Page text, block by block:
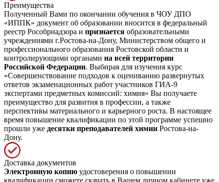
Преимущества
Полученный Вами по окончании обучения в ЧОУ ДПО
«ИППК» документ об образовании вносится в федеральный
реестр Рособрнадзора и признается образовательными
учреждениями г.Ростова-на-Дону, Министерством общего и
профессионального образования Ростовской области и
контролирующими органами на всей территории
Российской Федерации. Выбирая для изучения курс
«Совершенствование подходов к оцениванию развернутых
ответов экзаменационных работ участников ГИА-9
экспертами предметных комиссий: химия» Вы получаете
преимущество для развития в профессии, а также
перспективы материального и карьерного роста. В настоящее
время повышение квалификации по этой программе успешно
прошли уже десятки преподавателей химии Ростова-на-
Дону.
Доставка документов
Электронную копию удостоверения о повышении
квалификации сможете скачать в Вашем личном кабинете уже